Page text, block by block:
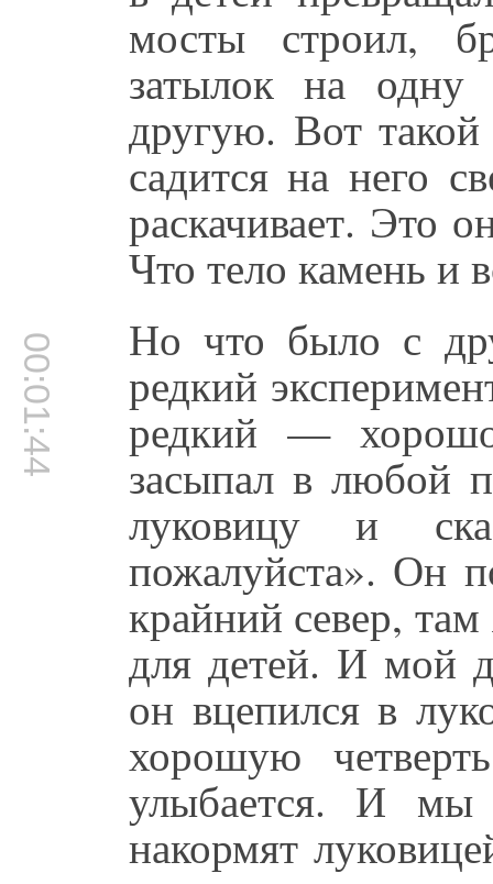
мосты строил,
затылок на
другую. Вот
садится на него
раскачивает. Это
Что тело камень и
00:01:44 Но что было с
редкий
редкий —
засыпал в любой
луковицу и
пожалуйста». Он
крайний север,
для детей. И мой
он вцепился в
хорошую
улыбается. И мы
накормят